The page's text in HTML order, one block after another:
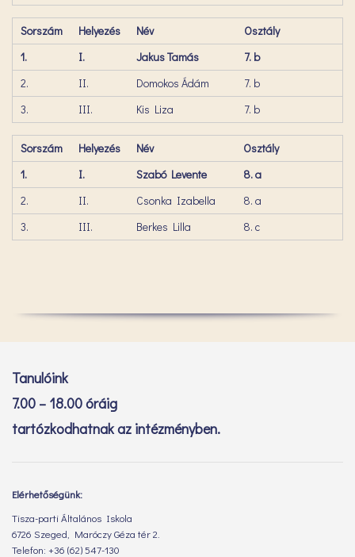
Sorszám Helyezés Név
Osztály
1.
I. Jakus Tamás
7. b
2.
II. Domokos Ádám
7. b
3.
III. Kis Liza 7. b
Sorszám Helyezés Név
Osztály
1.
I. Szabó Levente
8. a
2.
II. Csonka Izabella
8. a
3.
III. Berkes Lilla 8. c
Tanulóink
7.00 – 18.00 óráig
tartózkodhatnak az intézményben.
Elérhetőségünk:
Tisza-parti Általános Iskola
6726 Szeged, Maróczy Géza tér 2.
Telefon: +36 (62) 547-130